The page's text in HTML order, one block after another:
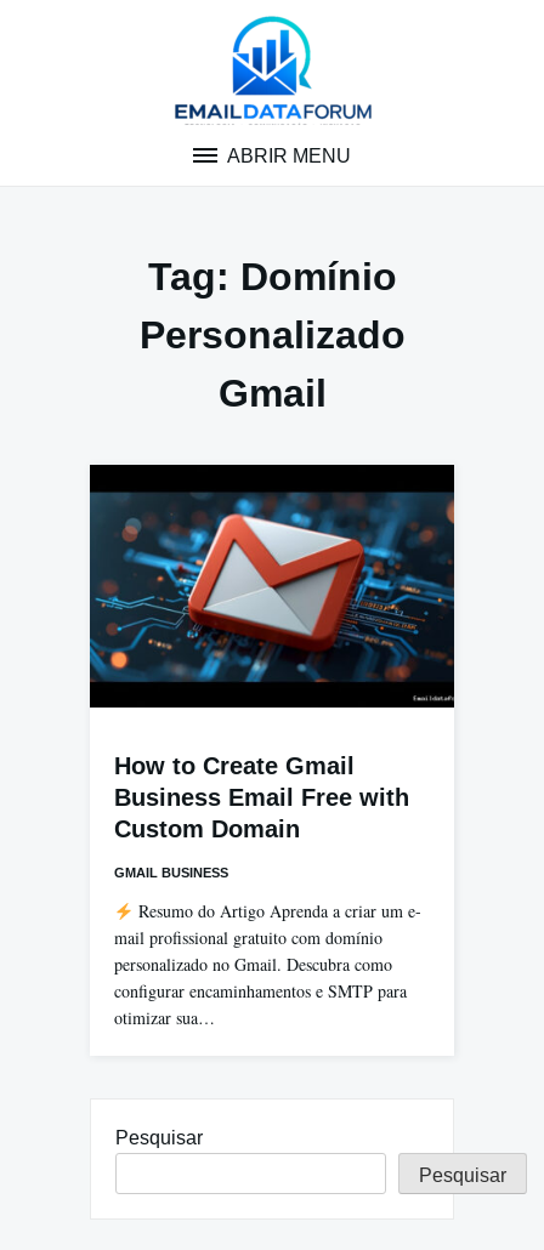
ABRIR MENU
Tag: Domínio
Personalizado
Gmail
How to Create Gmail
Business Email Free with
Custom Domain
GMAIL BUSINESS
Resumo do Artigo Aprenda a criar um e-
mail profissional gratuito com domínio
personalizado no Gmail. Descubra como
configurar encaminhamentos e SMTP para
otimizar sua…
Pesquisar
Pesquisar